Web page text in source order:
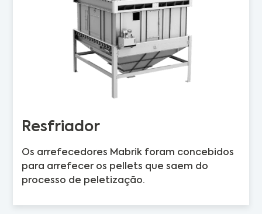
Resfriador
Os arrefecedores Mabrik foram concebidos
para arrefecer os pellets que saem do
processo de peletização.